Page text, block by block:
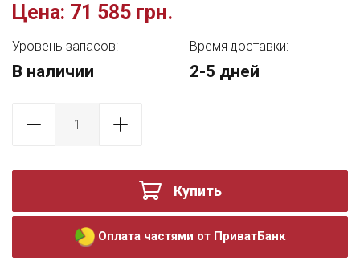
Цена: 71 585 грн.
Уровень запасов:
В наличии
Время доставки:
2-5 дней
Купить
Оплата частями от ПриватБанк